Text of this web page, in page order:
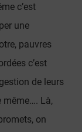
c’est
une
pauvres
c’est
de leurs
même…. Là,
on